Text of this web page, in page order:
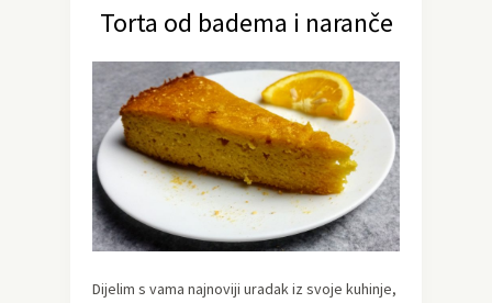
Torta od badema i naranče
Dijelim s vama najnoviji uradak iz svoje kuhinje,